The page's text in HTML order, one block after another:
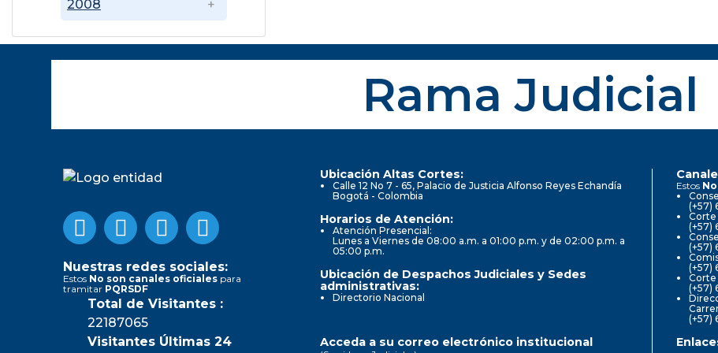
2008
Rama Judicial
Nuestras redes sociales:
Estos No son canales oficiales para
tramitar PQRSDF
Total de Visitantes :
22187065
Visitantes Últimas 24
Ubicación Altas Cortes:
Calle 12 No 7 - 65, Palacio de Justicia Alfonso Reyes Echandía
Bogotá - Colombia
Horarios de Atención:
Atención Presencial:
Lunes a Viernes de 08:00 a.m. a 01:00 p.m. y de 02:00 p.m. a
05:00 p.m.
Ubicación de Despachos Judiciales y Sedes
administrativas:
Directorio Nacional
Estos
(+57)
Corte
(+57)
(+57)
(+57)
Corte
(+57)
(+57)
Acceda a su correo electrónico institucional